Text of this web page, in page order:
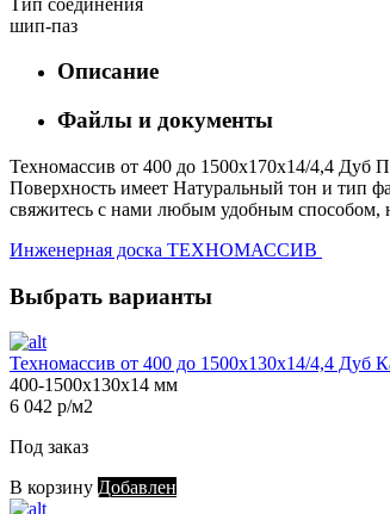
шип-паз
Описание
Файлы и документы
Техномассив от 400 до 1500х170х14/4,4 Дуб
Поверхность имеет Натуральный тон и тип
свяжитесь с нами любым удобным способом,
Инженерная доска ТЕХНОМАССИВ
Выбрать варианты
Техномассив от 400 до 1500х130х14/4,4 Дуб
400-1500х130х14 мм
6 042 р/м2
Под заказ
В корзину Добавлен